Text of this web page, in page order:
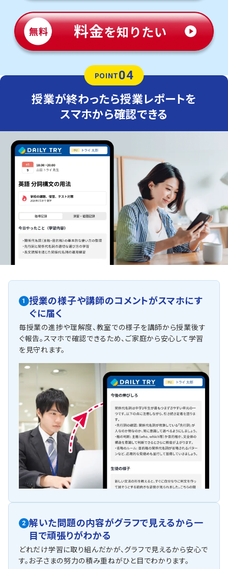
POINT04
授業が終わったら授業レポートを
スマホから確認できる
1
授業の様子や講師のコメントがスマホにす
ぐに届く
毎授業の進捗や理解度、教室での様子を講師から授業後す
ぐ報告。スマホで確認できるため、ご家庭から安心して学習
を見守れます。
2 解いた問題の内容がグラフで見えるから一
目で頑張りがわかる
どれだけ学習に取り組んだかが、グラフで見えるから安心で
す。お子さまの努力の積み重ねがひと目でわかります。